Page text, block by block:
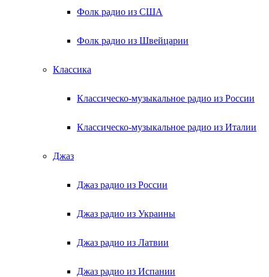
Фолк радио из США
Фолк радио из Швейцарии
Классика
Классическо-музыкальное радио из России
Классическо-музыкальное радио из Италии
Джаз
Джаз радио из России
Джаз радио из Украины
Джаз радио из Латвии
Джаз радио из Испании